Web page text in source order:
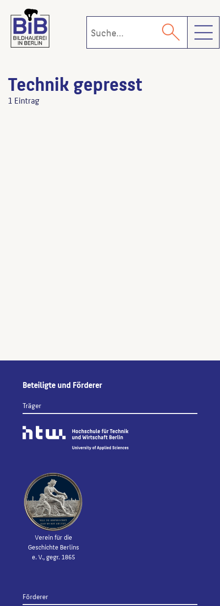
Technik gepresst
1 Eintrag
Beteiligte und Förderer
Träger
Verein für die
Geschichte Berlins
e. V., gegr. 1865
Förderer